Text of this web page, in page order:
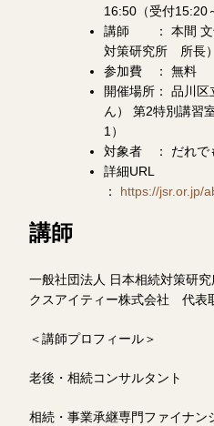
16:50（受付15:20
講師 ： 本間 文
対策研究所 所長）
参加費 ： 無料
開催場所： 品川
ん） 第2特別講習
1）
対象者 ： だれで
詳細URL
： https://jsr.or.jp/
講師
一般社団法人 日本相続対策研
クスアイティー株式会社 代表
＜講師プロフィール＞
老後・相続コンサルタント
相続・事業承継専門ファイナン